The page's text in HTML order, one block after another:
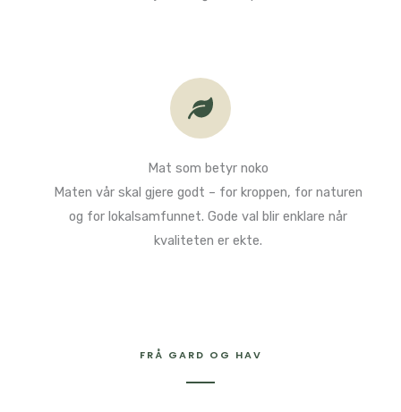
Mat som betyr noko​
Maten vår skal gjere godt – for kroppen, for naturen
og for lokalsamfunnet. Gode val blir enklare når
kvaliteten er ekte.
FRÅ GARD OG HAV​